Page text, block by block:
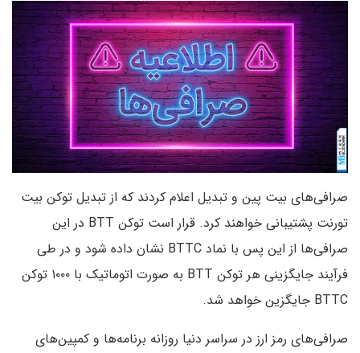
صرافی‌های بیت پین و تبدیل اعلام کردند که از تبدیل توکن بیت
تورنت پشتیبانی خواهند کرد. قرار است توکن BTT در این
صرافی‌ها از این پس با نماد BTTC نشان داده شود و در طی
فرآیند جایگزینی هر توکن BTT به صورت اتوماتیک با ۱۰۰۰ توکن
BTTC جایگزین خواهد شد.
صرافی‌های رمز ارز در سراسر دنیا روزانه برنامه‌ها و کمپین‌های